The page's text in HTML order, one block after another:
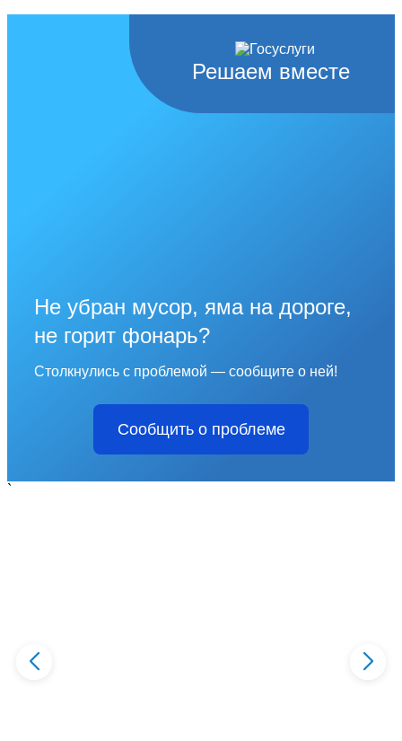
Решаем вместе
Не убран мусор, яма на дороге,
не горит фонарь?
Столкнулись с проблемой — сообщите о ней!
Сообщить о проблеме
`